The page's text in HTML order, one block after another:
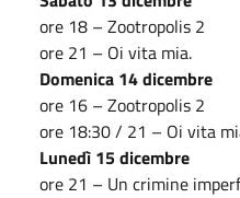
ore 18 – Zootropolis 2
ore 21 – Oi vita mia.
Domenica 14 dicembre
ore 16 – Zootropolis 2
ore 18:30 / 21 – Oi vita
Lunedì 15 dicembre
ore 21 – Un crimine